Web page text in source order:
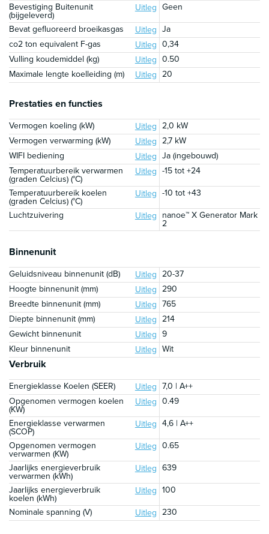
Bevestiging Buitenunit
(bijgeleverd)
Uitleg Geen
Bevat gefluoreerd broeikasgas
Uitleg Ja
co2 ton equivalent F-gas
Uitleg 0,34
Vulling koudemiddel (kg)
Uitleg 0.50
Maximale lengte koelleiding (m)
Uitleg 20
Prestaties en functies
Vermogen koeling (kW) Uitleg 2,0 kW
Vermogen verwarming (kW)
Uitleg 2,7 kW
WIFI bediening
Uitleg Ja (ingebouwd)
Temperatuurbereik verwarmen
(graden Celcius) (°C)
Uitleg -15 tot +24
Temperatuurbereik koelen
(graden Celcius) (°C)
Uitleg -10 tot +43
Luchtzuivering
Uitleg nanoe™ X Generator Mark
2
Binnenunit
Geluidsniveau binnenunit (dB) Uitleg 20-37
Hoogte binnenunit (mm)
Uitleg 290
Breedte binnenunit (mm)
Uitleg 765
Diepte binnenunit (mm)
Uitleg 214
Gewicht binnenunit
Uitleg 9
Kleur binnenunit
Uitleg Wit
Verbruik
Energieklasse Koelen (SEER) Uitleg 7,0 | A++
Opgenomen vermogen koelen
(KW)
Uitleg 0.49
Energieklasse verwarmen
(SCOP)
Uitleg 4,6 | A++
Opgenomen vermogen
verwarmen (KW)
Uitleg 0.65
Jaarlijks energieverbruik
verwarmen (kWh)
Uitleg 639
Jaarlijks energieverbruik
koelen (kWh)
Uitleg 100
Nominale spanning (V)
Uitleg 230